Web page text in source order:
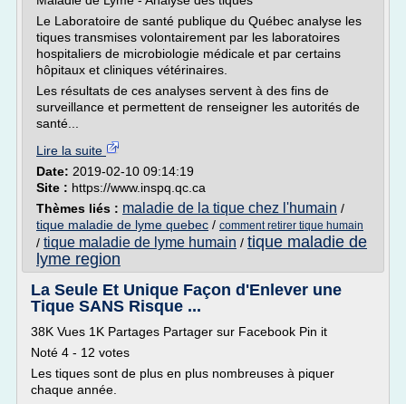
Le Laboratoire de santé publique du Québec analyse les
tiques transmises volontairement par les laboratoires
hospitaliers de microbiologie médicale et par certains
hôpitaux et cliniques vétérinaires.
Les résultats de ces analyses servent à des fins de
surveillance et permettent de renseigner les autorités de
santé...
Lire la suite
Date: 2019-02-10 09:14:19
Site : https://www.inspq.qc.ca
Thèmes liés : maladie de la tique chez l'humain /
tique maladie de lyme quebec / comment retirer tique humain
/ tique maladie de lyme humain / tique maladie de
lyme region
La Seule Et Unique Façon d'Enlever une
Tique SANS Risque ...
38K Vues 1K Partages Partager sur Facebook Pin it
Noté 4 - 12 votes
Les tiques sont de plus en plus nombreuses à piquer
chaque année.